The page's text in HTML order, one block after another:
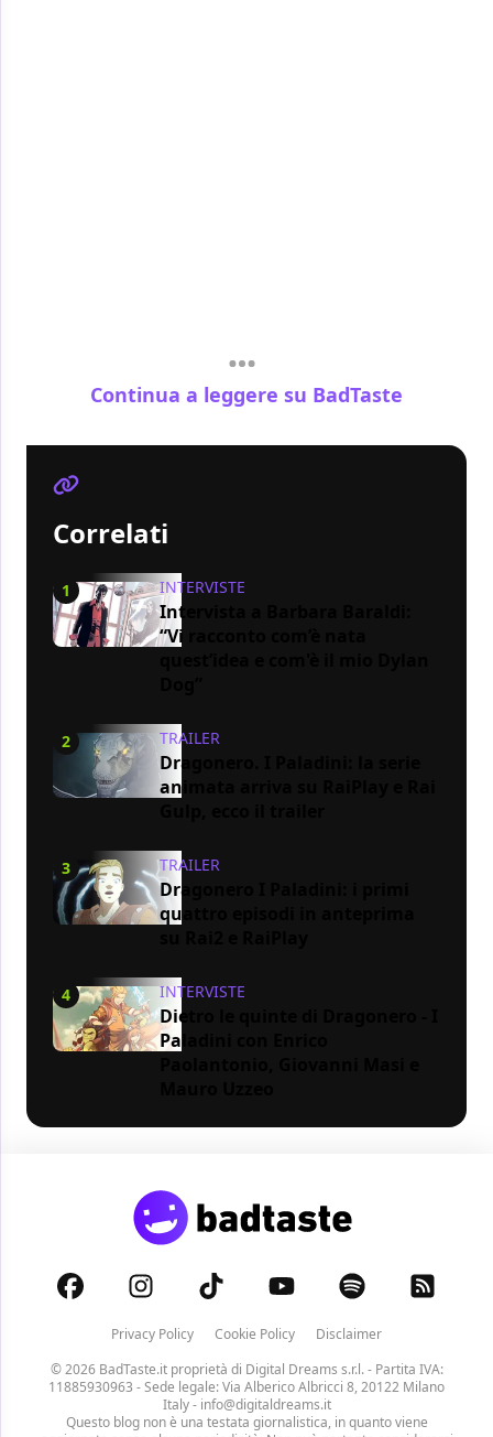
Continua a leggere su BadTaste
Correlati
1 INTERVISTE
Intervista a Barbara Baraldi:
“Vi racconto com’è nata
2 TRAILER
Dragonero. I Paladini: la serie
animata arriva su RaiPlay e Rai
3 TRAILER
Dragonero I Paladini: i primi
quattro episodi in anteprima
4 INTERVISTE
Dietro le quinte di Dragonero - I
Paladini con Enrico
Privacy Policy Cookie Policy
Disclaimer
© 2026 BadTaste.it proprietà di Digital Dreams s.r.l.- Partita IVA:
11885930963 - Sede legale: Via Alberico Albricci 8, 20122 Milano
Italy - info@digitaldreams.it
Questo blog non è una testata giornalistica, in quanto viene